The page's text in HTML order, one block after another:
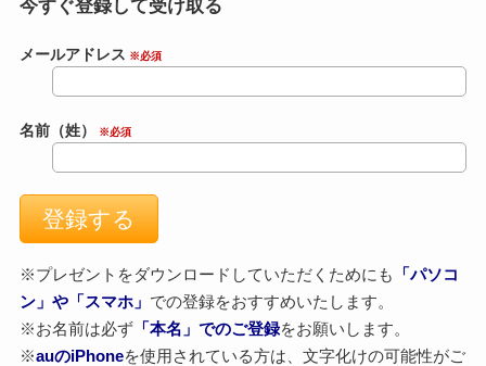
今すぐ登録して受け取る
メールアドレス ※必須
名前（姓） ※必須
※プレゼントをダウンロードしていただくためにも
「パソコ
ン」や「スマホ」 での登録をおすすめいたします。
※お名前は必ず「本名」でのご登録をお願いします。
※auのiPhoneを使用されている方は、文字化けの可能性がご